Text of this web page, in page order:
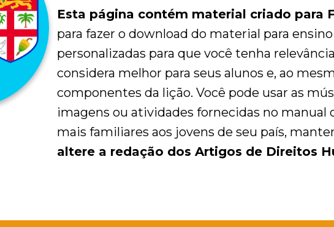
Esta página contém material criado para
para fazer o download do material para
personalizadas para que você tenha
considera melhor para seus alunos e, ao
componentes da lição. Você pode usar as
imagens ou atividades fornecidas no
mais familiares aos jovens de seu país,
altere a redação dos Artigos de Direitos